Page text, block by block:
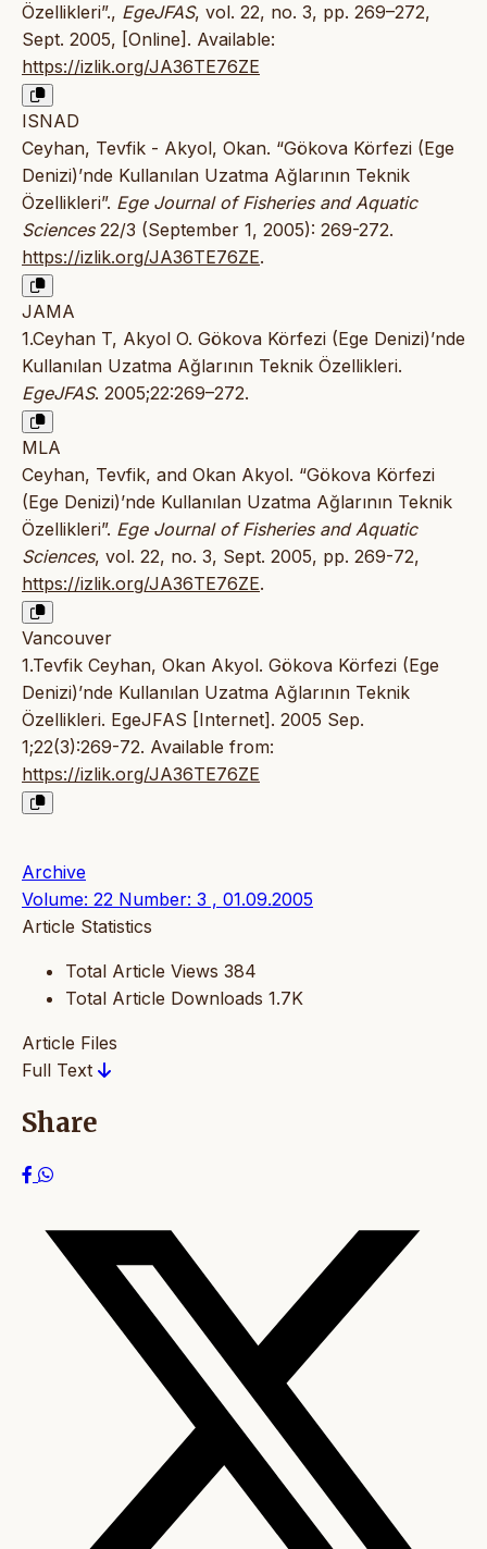
Özellikleri”., EgeJFAS, vol. 22, no. 3, pp. 269–272,
Sept. 2005, [Online]. Available:
https://izlik.org/JA36TE76ZE
ISNAD
Ceyhan, Tevfik - Akyol, Okan. “Gökova Körfezi (Ege
Denizi)’nde Kullanılan Uzatma Ağlarının Teknik
Özellikleri”. Ege Journal of Fisheries and Aquatic
Sciences22/3 (September 1, 2005): 269-272.
https://izlik.org/JA36TE76ZE.
JAMA
1.Ceyhan T, Akyol O. Gökova Körfezi (Ege Denizi)’nde
Kullanılan Uzatma Ağlarının Teknik Özellikleri.
EgeJFAS. 2005;22:269–272.
MLA
Ceyhan, Tevfik, and Okan Akyol. “Gökova Körfezi
(Ege Denizi)’nde Kullanılan Uzatma Ağlarının Teknik
Özellikleri”. Ege Journal of Fisheries and Aquatic
Sciences, vol. 22, no. 3, Sept. 2005, pp. 269-72,
https://izlik.org/JA36TE76ZE.
Vancouver
1.Tevfik Ceyhan, Okan Akyol. Gökova Körfezi (Ege
Denizi)’nde Kullanılan Uzatma Ağlarının Teknik
Özellikleri. EgeJFAS [Internet]. 2005 Sep.
1;22(3):269-72. Available from:
https://izlik.org/JA36TE76ZE
Archive
Volume: 22 Number: 3 , 01.09.2005
Article Statistics
Total Article Views 384
Total Article Downloads 1.7K
Article Files
Full Text
Share